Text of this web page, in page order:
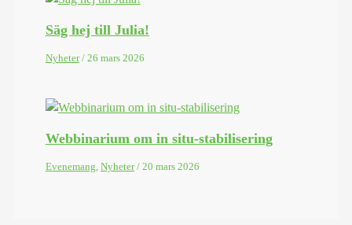
Säg hej till Julia!
Nyheter/ 26 mars 2026
Webbinarium om in situ-stabilisering
Evenemang, Nyheter/ 20 mars 2026